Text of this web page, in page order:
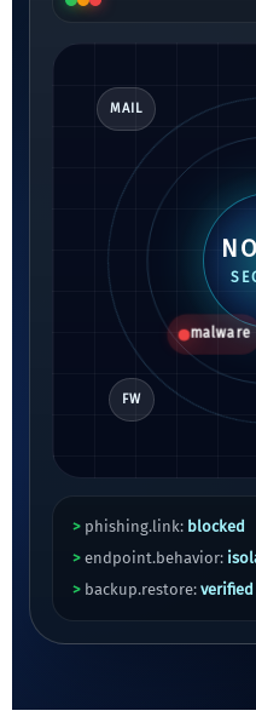
MAIL
FW
> phishing.link: blocked
> endpoint.behavior:
> backup.restore: verified